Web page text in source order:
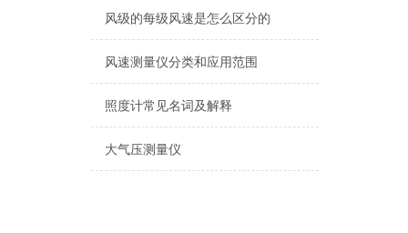
风级的每级风速是怎么区分的
风速测量仪分类和应用范围
照度计常见名词及解释
大气压测量仪